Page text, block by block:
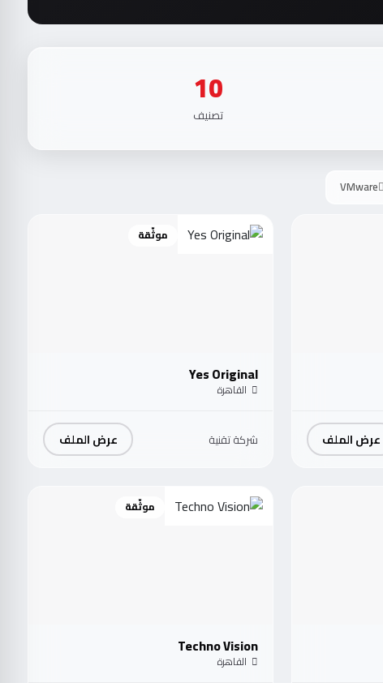
10
تصنيف
VMware
عرض الملف
موثّقة
Yes Original
القاهرة
شركة تقنية عرض الملف
موثّقة
Techno Vision
القاهرة